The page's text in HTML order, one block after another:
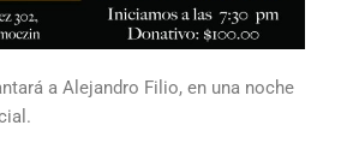
a Alejandro Filio, en una noche